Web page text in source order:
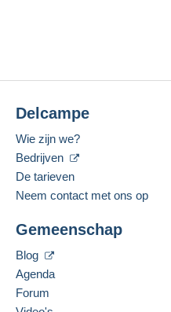
Delcampe
Wie zijn we?
Bedrijven
De tarieven
Neem contact met ons op
Gemeenschap
Blog
Agenda
Forum